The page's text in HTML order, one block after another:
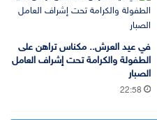
في عيد العرش.. مكناس تراهن على
الطفولة والكرامة تحت إشراف العامل
الصبار
22:58